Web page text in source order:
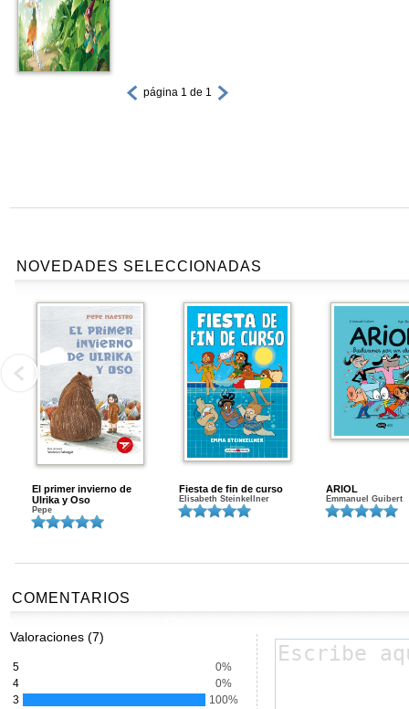
página 1 de 1
NOVEDADES SELECCIONADAS
El primer invierno de
Ulrika y Oso
Pepe
Fiesta de fin de curso
Elisabeth Steinkellner
ARIOL
Emmanuel Guibert
COMENTARIOS
Valoraciones (7)
5
0%
4
0%
3
100%